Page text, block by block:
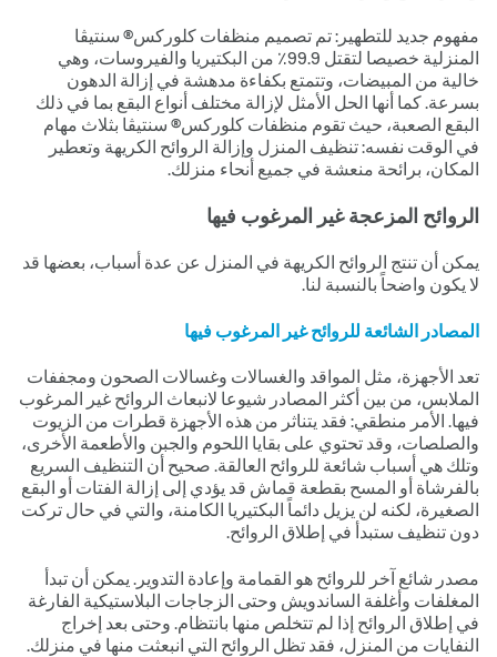
مفهوم جديد للتطهير: تم تصميم منظفات كلوركس® سنتيڤا
المنزلية خصيصا لتقتل 9.99٪ من البكتيريا والفيروسات، وهي
خالية من المبيضات، وتتمتع بكفاءة مدهشة في إزالة الدهون
بسرعة. كما أنها الحل الأمثل لإزالة مختلف أنواع البقع بما في ذلك
البقع الصعبة، حيث تقوم منظفات كلوركس® سنتيڤا بثلاث مهام
في الوقت نفسه: تنظيف المنزل وإزالة الروائح الكريهة وتعطير
المكان، برائحة منعشة في جميع أنحاء منزلك.
الروائح المزعجة غير المرغوب فيها
يمكن أن تنتج الروائح الكريهة في المنزل عن عدة أسباب، بعضها قد
لا يكون واضحاً بالنسبة لنا.
المصادر الشائعة للروائح غير المرغوب فيها
تعد الأجهزة، مثل المواقد والغسالات وغسالات الصحون ومجففات
الملابس، من بين أكثر المصادر شيوعا لانبعاث الروائح غير المرغوب
فيها. الأمر منطقي: فقد يتناثر من هذه الأجهزة قطرات من الزيوت
والصلصات، وقد تحتوي على بقايا اللحوم والجبن والأطعمة الأخرى،
وتلك هي أسباب شائعة للروائح العالقة. صحيح أن التنظيف السريع
بالفرشاة أو المسح بقطعة قماش قد يؤدي إلى إزالة الفتات أو البقع
الصغيرة، لكنه لن يزيل دائماً البكتيريا الكامنة، والتي في حال تركت
دون تنظيف ستبدأ في إطلاق الروائح.
مصدر شائع آخر للروائح هو القمامة وإعادة التدوير. يمكن أن تبدأ
المغلفات وأغلفة الساندويش وحتى الزجاجات البلاستيكية الفارغة
في إطلاق الروائح إذا لم تتخلص منها بانتظام. وحتى بعد إخراج
النفايات من المنزل، فقد تظل الروائح التي انبعثت منها في منزلك.